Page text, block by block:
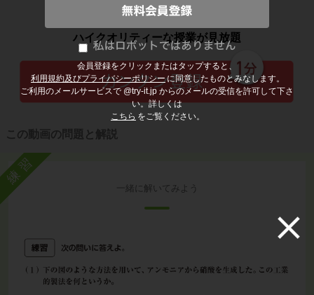
会員登録をクリックまたはタップすると、
利用規約及びプライバシーポリシー に同意したものとみなします。
ご利用のメールサービスで @try-it.jp からのメールの受信を許可して下さ
い。詳しくは
こちら をご覧ください。
子どもの勉強から大人の学び直しまで
ハイクオリティーな授業が見放題
この動画の問題と解説
練習
一緒に解いてみよう